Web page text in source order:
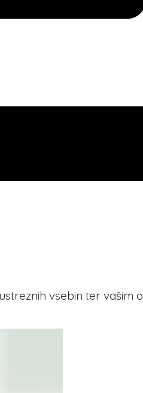
vsebin ter vašim